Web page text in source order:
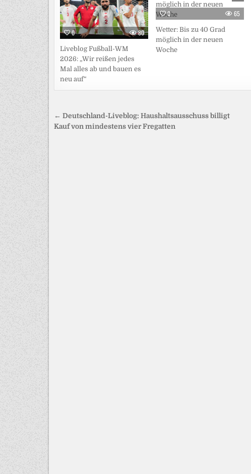
0 80
Liveblog Fußball-WM
2026: „Wir reißen jedes
Mal alles ab und bauen es
neu auf“
0 65
Wetter: Bis zu 40 Grad
möglich in der neuen
Woche
Beitragsnavigation
← Deutschland-Liveblog: Haushaltsausschuss billigt
Kauf von mindestens vier Fregatten